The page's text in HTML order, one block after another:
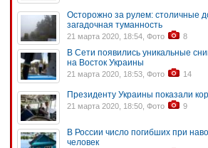
Осторожно за рулем: столичные
загадочная туманность
21 марта 2020, 18:54, Фото 8
В Сети появились уникальные
на Восток Украины
21 марта 2020, 18:53, Фото 14
Президенту Украины показали
21 марта 2020, 18:50, Фото 9
В России число погибших при
человек